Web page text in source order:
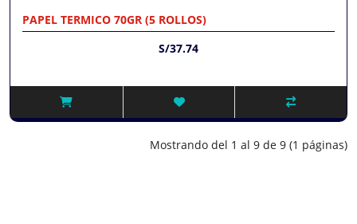
PAPEL TERMICO 70GR (5 ROLLOS)
S/37.74
Mostrando del 1 al 9 de 9 (1 páginas)